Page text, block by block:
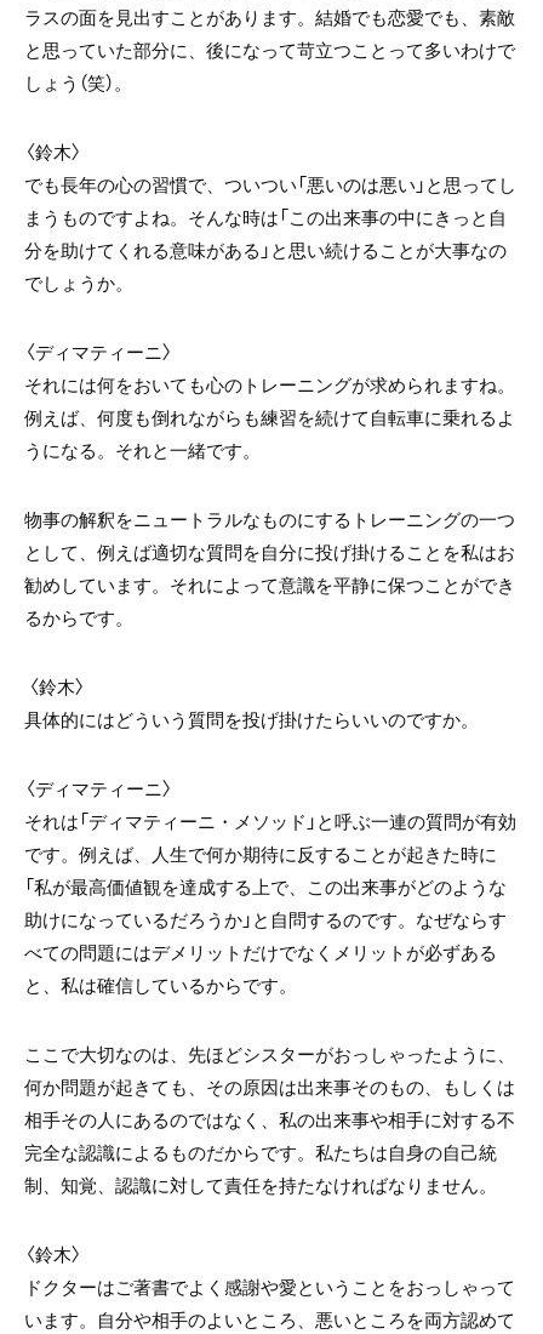
ラスの面を見出すことがあります。結婚でも恋愛でも、素敵
と思っていた部分に、後になって苛立つことって多いわけで
しょう（笑）。
〈鈴木〉
でも長年の心の習慣で、ついつい「悪いのは悪い」と思ってし
まうものですよね。そんな時は「この出来事の中にきっと自
分を助けてくれる意味がある」と思い続けることが大事なの
でしょうか。
〈ディマティーニ〉
それには何をおいても心のトレーニングが求められますね。
例えば、何度も倒れながらも練習を続けて自転車に乗れるよ
うになる。それと一緒です。
物事の解釈をニュートラルなものにするトレーニングの一つ
として、例えば適切な質問を自分に投げ掛けることを私はお
勧めしています。それによって意識を平静に保つことができ
るからです。
〈鈴木〉
具体的にはどういう質問を投げ掛けたらいいのですか。
〈ディマティーニ〉
それは「ディマティーニ・メソッド」と呼ぶ一連の質問が有効
です。例えば、人生で何か期待に反することが起きた時に
「私が最高価値観を達成する上で、この出来事がどのような
助けになっているだろうか」と自問するのです。なぜならす
べての問題にはデメリットだけでなくメリットが必ずある
と、私は確信しているからです。
ここで大切なのは、先ほどシスターがおっしゃったように、
何か問題が起きても、その原因は出来事そのもの、もしくは
相手その人にあるのではなく、私の出来事や相手に対する不
完全な認識によるものだからです。私たちは自身の自己統
制、知覚、認識に対して責任を持たなければなりません。
〈鈴木〉
ドクターはご著書でよく感謝や愛ということをおっしゃって
います。自分や相手のよいところ、悪いところを両方認めて